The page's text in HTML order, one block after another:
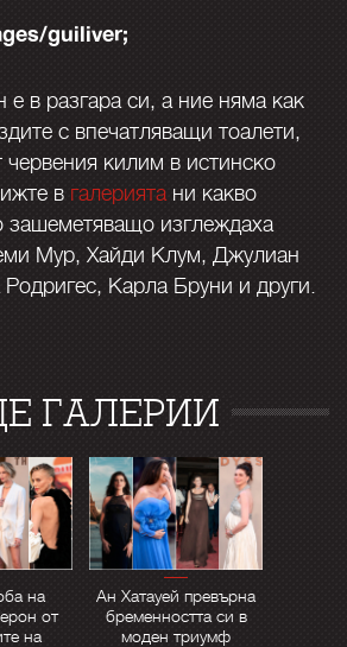
guiliver;
е в разгара си, а ние няма как
с впечатляващи тоалети,
килим в истинско
в галериятани какво
зашеметяващо изглеждаха
Мур, Хайди Клум, Джулиан
Карла Бруни и други.
ГАЛЕРИИ
на
от
на
Ан Хатауей превърна
бременността си в
моден триумф